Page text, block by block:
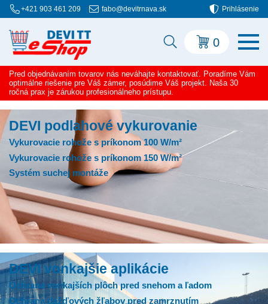
+421 903 461 209 fabo@devitrnava.sk Prihlásenie
0
Pred objednávaním tovarov nás neváhajte kontaktovať. Poradíme Vám
optimálne riešenie pre Váš zámer, posúdime Váš projekt. Naša 30
ročná prax je zárukou profesionálneho prístupu.
DEVI podlahové vykurovanie
Vykurovacie rohože s príkonom 100 W/m²
Vykurovacie rohože s príkonom 150 W/m²
Systém suchej montáže
DEVI vonkajšie aplikácie
Ochrana vonkajších plôch pred snehom a ľadom
Ochrana dažďových žľabov pred zamrznutím